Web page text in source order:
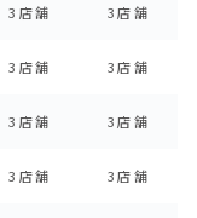
3店舗 3店舗
3店舗 3店舗
3店舗 3店舗
3店舗 3店舗